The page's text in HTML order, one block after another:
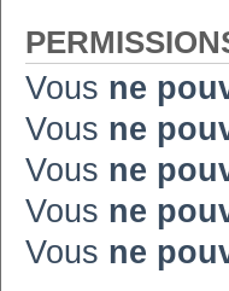
Vous ne
Vous ne
Vous ne
Vous ne
Vous ne